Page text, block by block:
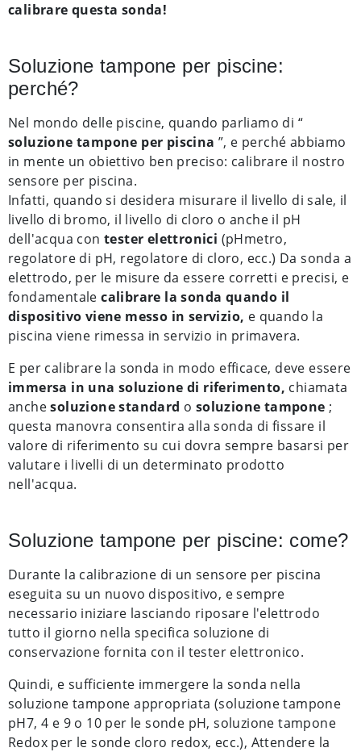
calibrare questa sonda!
Soluzione tampone per piscine:
perché?
Nel mondo delle piscine, quando parliamo di “
soluzione tampone per piscina ”, e perché abbiamo
in mente un obiettivo ben preciso: calibrare il nostro
sensore per piscina.
Infatti, quando si desidera misurare il livello di sale, il
livello di bromo, il livello di cloro o anche il pH
dell'acqua contester elettronici (pHmetro,
regolatore di pH, regolatore di cloro, ecc.) Da sonda a
elettrodo, per le misure da essere corretti e precisi, e
fondamentalecalibrare la sonda quando il
dispositivo viene messo in servizio, e quando la
piscina viene rimessa in servizio in primavera.
E per calibrare la sonda in modo efficace, deve essere
immersa in una soluzione di riferimento, chiamata
anchesoluzione standard o soluzione tampone ;
questa manovra consentira alla sonda di fissare il
valore di riferimento su cui dovra sempre basarsi per
valutare i livelli di un determinato prodotto
nell'acqua.
Soluzione tampone per piscine: come?
Durante la calibrazione di un sensore per piscina
eseguita su un nuovo dispositivo, e sempre
necessario iniziare lasciando riposare l'elettrodo
tutto il giorno nella specifica soluzione di
conservazione fornita con il tester elettronico.
Quindi, e sufficiente immergere la sonda nella
soluzione tampone appropriata (soluzione tampone
pH7, 4 e 9 o 10 per le sonde pH, soluzione tampone
Redox per le sonde cloro redox, ecc.), Attendere la